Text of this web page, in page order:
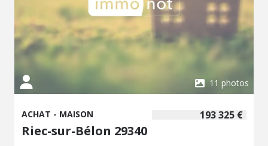
11 photos
193 325 €
ACHAT - MAISON
Riec-sur-Bélon 29340